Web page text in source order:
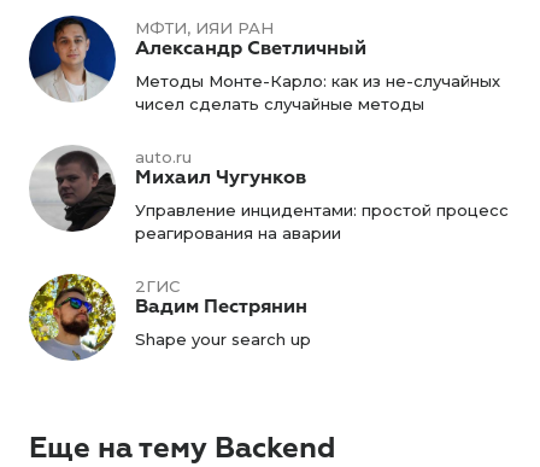
МФТИ, ИЯИ РАН
Александр Светличный
Методы Монте-Карло: как из не-случайных
чисел сделать случайные методы
auto.ru
Михаил Чугунков
Управление инцидентами: простой процесс
реагирования на аварии
2ГИС
Вадим Пестрянин
Shape your search up
Еще на тему Backend